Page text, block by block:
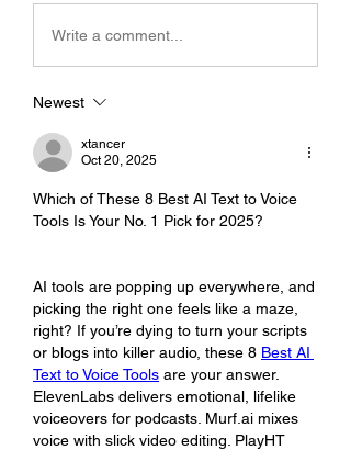
Write a comment...
Newest
xtancer
Oct 20, 2025
Which of These 8 Best AI Text to Voice
Tools Is Your No. 1 Pick for 2025?
AI tools are popping up everywhere, and
picking the right one feels like a maze,
right? If you’re dying to turn your scripts
or blogs into killer audio, these 8 Best AI
Text to Voice Tools are your answer.
ElevenLabs delivers emotional, lifelike
voiceovers for podcasts. Murf.ai mixes
voice with slick video editing. PlayHT